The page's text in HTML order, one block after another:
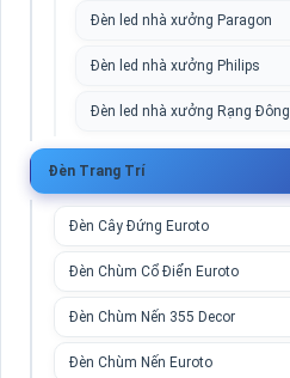
Đèn led nhà xưởng Paragon
Đèn led nhà xưởng Philips
Đèn led nhà xưởng Rạng Đông
Đèn Trang Trí
Đèn Cây Đứng Euroto
Đèn Chùm Cổ Điển Euroto
Đèn Chùm Nến 355 Decor
Đèn Chùm Nến Euroto